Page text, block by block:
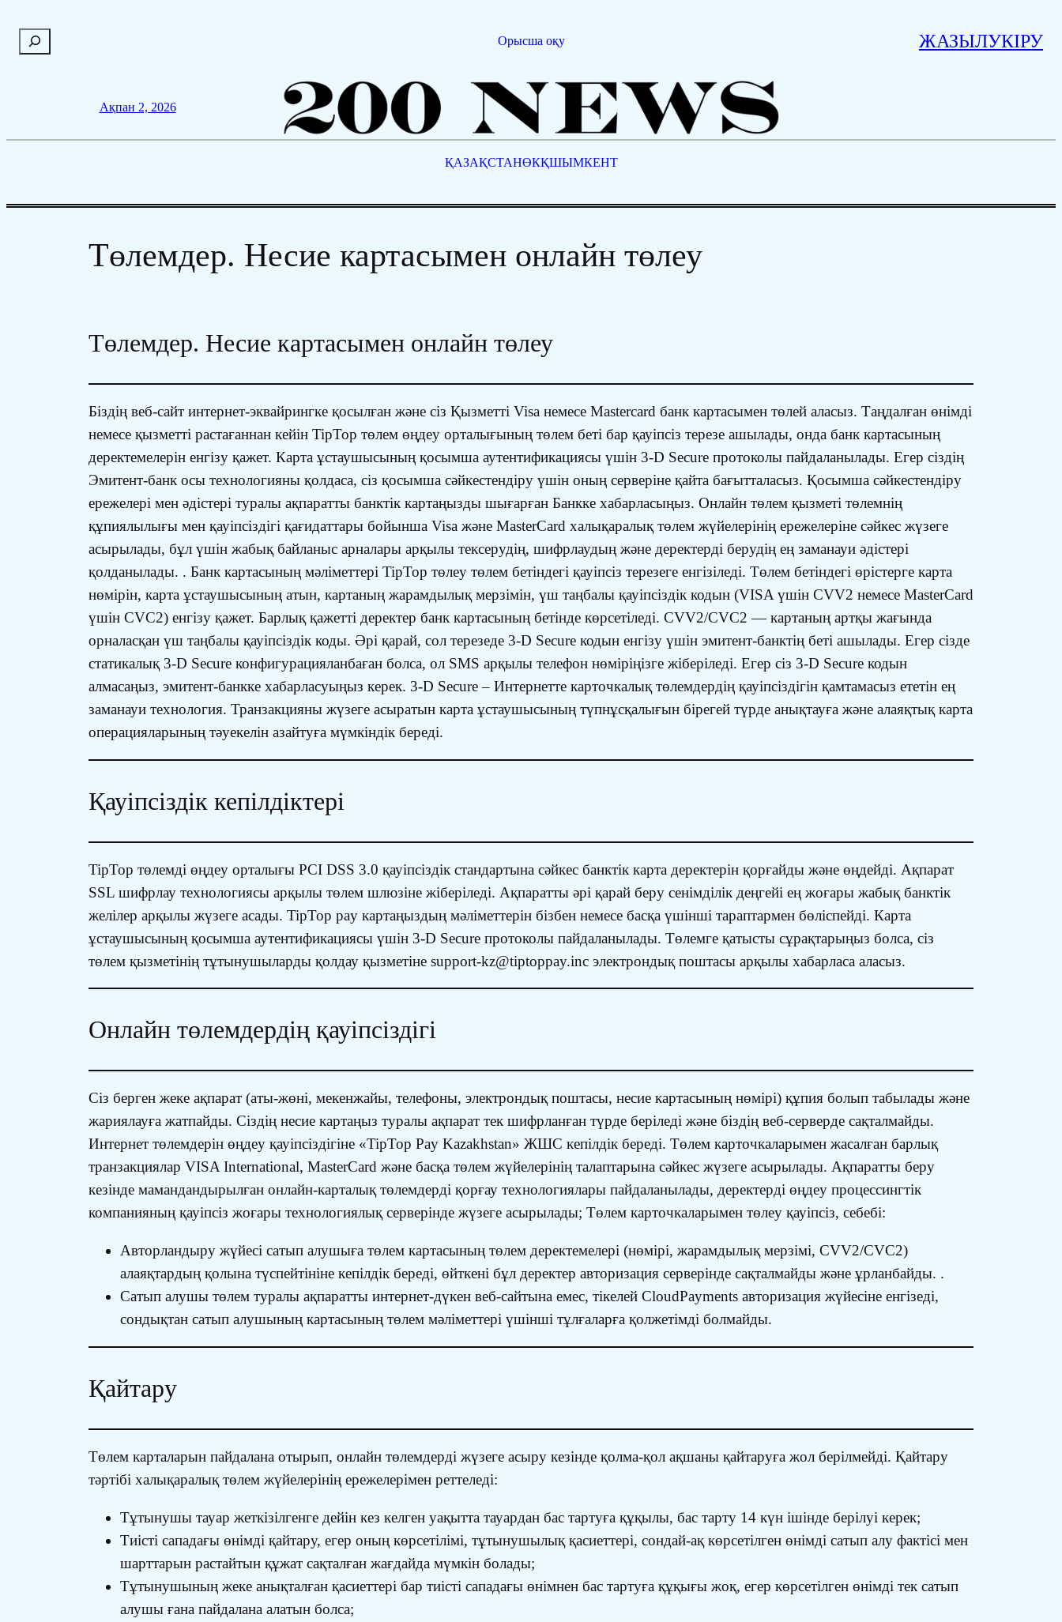
о
Орысша оқу ЖАЗЫЛУКІРУ
Ақпан 2, 2026
ҚАЗАҚСТАНӨКҚШЫМКЕНТ
Төлемдер. Несие картасымен онлайн төлеу
Төлемдер. Несие картасымен онлайн төлеу
Біздің веб-сайт интернет-эквайрингке қосылған және сіз Қызметті Visa немесе Mastercard банк картасымен төлей аласыз. Таңдалған өнімді
немесе қызметті растағаннан кейін TipTop төлем өңдеу орталығының төлем беті бар қауіпсіз терезе ашылады, онда банк картасының
деректемелерін енгізу қажет. Карта ұстаушысының қосымша аутентификациясы үшін 3-D Secure протоколы пайдаланылады. Егер сіздің
Эмитент-банк осы технологияны қолдаса, сіз қосымша сәйкестендіру үшін оның серверіне қайта бағытталасыз. Қосымша сәйкестендіру
ережелері мен әдістері туралы ақпаратты банктік картаңызды шығарған Банкке хабарласыңыз. Онлайн төлем қызметі төлемнің
құпиялылығы мен қауіпсіздігі қағидаттары бойынша Visa және MasterCard халықаралық төлем жүйелерінің ережелеріне сәйкес жүзеге
асырылады, бұл үшін жабық байланыс арналары арқылы тексерудің, шифрлаудың және деректерді берудің ең заманауи әдістері
қолданылады. . Банк картасының мәліметтері TipTop төлеу төлем бетіндегі қауіпсіз терезеге енгізіледі. Төлем бетіндегі өрістерге карта
нөмірін, карта ұстаушысының атын, картаның жарамдылық мерзімін, үш таңбалы қауіпсіздік кодын (VISA үшін CVV2 немесе MasterCard
үшін CVC2) енгізу қажет. Барлық қажетті деректер банк картасының бетінде көрсетіледі. CVV2/CVC2 — картаның артқы жағында
орналасқан үш таңбалы қауіпсіздік коды. Әрі қарай, сол терезеде 3-D Secure кодын енгізу үшін эмитент-банктің беті ашылады. Егер сізде
статикалық 3-D Secure конфигурацияланбаған болса, ол SMS арқылы телефон нөміріңізге жіберіледі. Егер сіз 3-D Secure кодын
алмасаңыз, эмитент-банкке хабарласуыңыз керек. 3-D Secure – Интернетте карточкалық төлемдердің қауіпсіздігін қамтамасыз ететін ең
заманауи технология. Транзакцияны жүзеге асыратын карта ұстаушысының түпнұсқалығын бірегей түрде анықтауға және алаяқтық карта
операцияларының тәуекелін азайтуға мүмкіндік береді.
Қауіпсіздік кепілдіктері
TipTop төлемді өңдеу орталығы PCI DSS 3.0 қауіпсіздік стандартына сәйкес банктік карта деректерін қорғайды және өңдейді. Ақпарат
SSL шифрлау технологиясы арқылы төлем шлюзіне жіберіледі. Ақпаратты әрі қарай беру сенімділік деңгейі ең жоғары жабық банктік
желілер арқылы жүзеге асады. TipTop pay картаңыздың мәліметтерін бізбен немесе басқа үшінші тараптармен бөліспейді. Карта
ұстаушысының қосымша аутентификациясы үшін 3-D Secure протоколы пайдаланылады. Төлемге қатысты сұрақтарыңыз болса, сіз
төлем қызметінің тұтынушыларды қолдау қызметіне support-kz@tiptoppay.inc электрондық поштасы арқылы хабарласа аласыз.
Онлайн төлемдердің қауіпсіздігі
Сіз берген жеке ақпарат (аты-жөні, мекенжайы, телефоны, электрондық поштасы, несие картасының нөмірі) құпия болып табылады және
жариялауға жатпайды. Сіздің несие картаңыз туралы ақпарат тек шифрланған түрде беріледі және біздің веб-серверде сақталмайды.
Интернет төлемдерін өңдеу қауіпсіздігіне «TipTop Pay Kazakhstan» ЖШС кепілдік береді. Төлем карточкаларымен жасалған барлық
транзакциялар VISA International, MasterCard және басқа төлем жүйелерінің талаптарына сәйкес жүзеге асырылады. Ақпаратты беру
кезінде мамандандырылған онлайн-карталық төлемдерді қорғау технологиялары пайдаланылады, деректерді өңдеу процессингтік
компанияның қауіпсіз жоғары технологиялық серверінде жүзеге асырылады; Төлем карточкаларымен төлеу қауіпсіз, себебі:
Авторландыру жүйесі сатып алушыға төлем картасының төлем деректемелері (нөмірі, жарамдылық мерзімі, CVV2/CVC2)
алаяқтардың қолына түспейтініне кепілдік береді, өйткені бұл деректер авторизация серверінде сақталмайды және ұрланбайды. .
Сатып алушы төлем туралы ақпаратты интернет-дүкен веб-сайтына емес, тікелей CloudPayments авторизация жүйесіне енгізеді,
сондықтан сатып алушының картасының төлем мәліметтері үшінші тұлғаларға қолжетімді болмайды.
Қайтару
Төлем карталарын пайдалана отырып, онлайн төлемдерді жүзеге асыру кезінде қолма-қол ақшаны қайтаруға жол берілмейді. Қайтару
тәртібі халықаралық төлем жүйелерінің ережелерімен реттеледі:
Тұтынушы тауар жеткізілгенге дейін кез келген уақытта тауардан бас тартуға құқылы, бас тарту 14 күн ішінде берілуі керек;
Тиісті сападағы өнімді қайтару, егер оның көрсетілімі, тұтынушылық қасиеттері, сондай-ақ көрсетілген өнімді сатып алу фактісі мен
шарттарын растайтын құжат сақталған жағдайда мүмкін болады;
Тұтынушының жеке анықталған қасиеттері бар тиісті сападағы өнімнен бас тартуға құқығы жоқ, егер көрсетілген өнімді тек сатып
алушы ғана пайдалана алатын болса;